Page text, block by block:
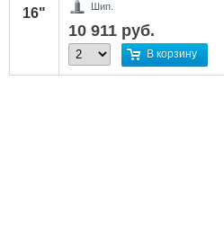
16" Шип.
10 911 руб.
В корзину